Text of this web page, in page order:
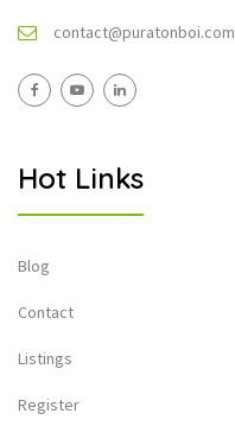
contact@puratonboi.com
Hot Links
Blog
Contact
Listings
Register